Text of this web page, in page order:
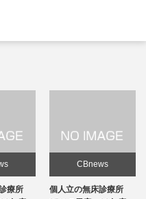
療所
CBnews
個人立の無床診療所